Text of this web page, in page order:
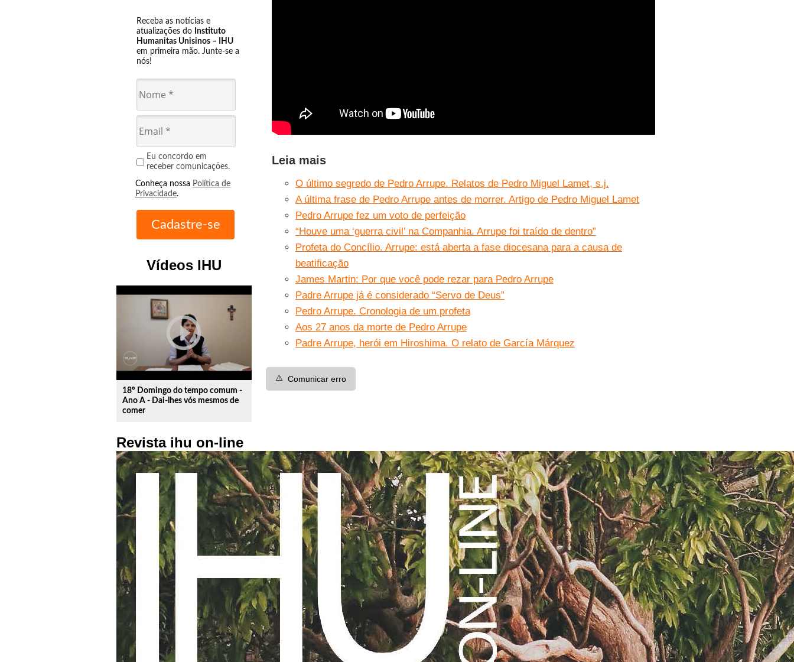
Receba as notícias e
atualizações do Instituto
Humanitas Unisinos – IHU
em primeira mão. Junte-se a
nós!
Eu concordo em
receber comunicações.
Conheça nossa Política de
Privacidade.
Vídeos IHU
play_circle_outline
18º Domingo do tempo comum -
Ano A - Dai-lhes vós mesmos de
comer
Revista ihu on-line
Leia mais
O último segredo de Pedro Arrupe. Relatos de Pedro Miguel Lamet, s.j.
A última frase de Pedro Arrupe antes de morrer. Artigo de Pedro Miguel Lamet
Pedro Arrupe fez um voto de perfeição
“Houve uma ‘guerra civil’ na Companhia. Arrupe foi traído de dentro”
Profeta do Concílio. Arrupe: está aberta a fase diocesana para a causa de
beatificação
James Martin: Por que você pode rezar para Pedro Arrupe
Padre Arrupe já é considerado “Servo de Deus”
Pedro Arrupe. Cronologia de um profeta
Aos 27 anos da morte de Pedro Arrupe
Padre Arrupe, herói em Hiroshima. O relato de García Márquez
⚠️ Comunicar erro